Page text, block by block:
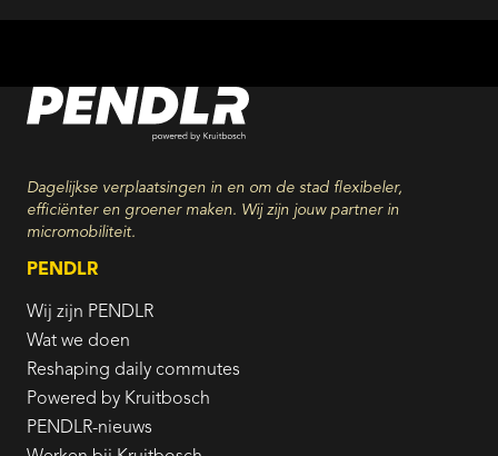
Dagelijkse verplaatsingen in en om de stad flexibeler,
efficiënter en groener maken. Wij zijn jouw partner in
micromobiliteit.
PENDLR
Wij zijn PENDLR
Wat we doen
Reshaping daily commutes
Powered by Kruitbosch
PENDLR-nieuws